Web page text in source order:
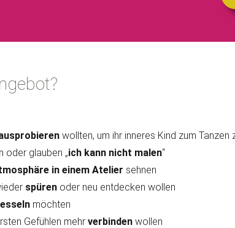
wollten, um ihr inneres Kind zum Tanzen
oder glauben „ich kann nicht malen“
in einem Atelier sehnen
spüren oder neu entdecken wollen
möchten
Gefühlen mehr verbinden wollen